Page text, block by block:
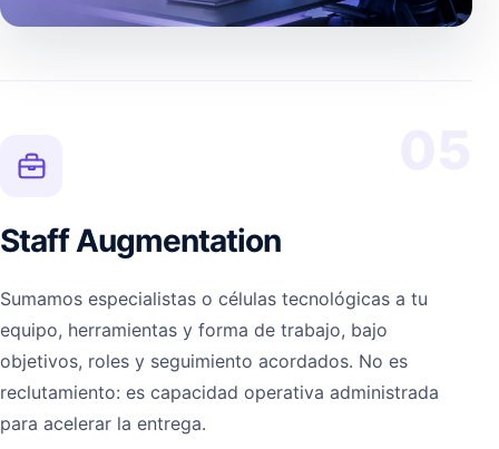
Staff Augmentation
Sumamos especialistas o células tecnológicas a tu
equipo, herramientas y forma de trabajo, bajo
objetivos, roles y seguimiento acordados. No es
reclutamiento: es capacidad operativa administrada
para acelerar la entrega.